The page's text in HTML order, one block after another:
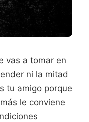
vas a tomar en
ni la mitad
tu amigo porque
le conviene